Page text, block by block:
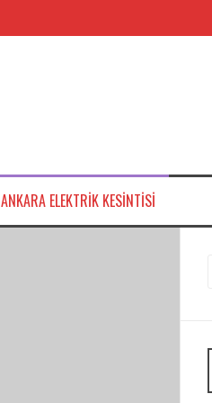
ANKARA ELEKTRIK KESINTISI